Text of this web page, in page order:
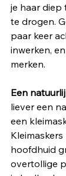
je haar diep
te drogen.
paar keer
inwerken,
merken.
Een
liever een
een
hoofdhuid
overtollige